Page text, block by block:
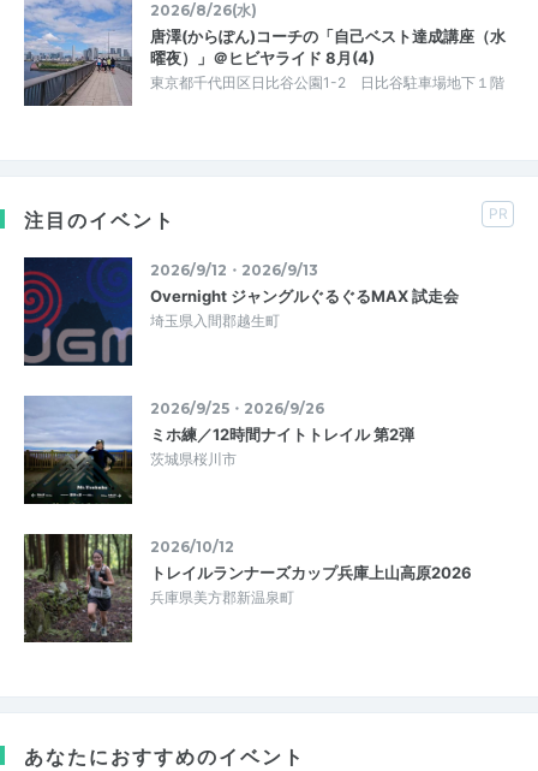
2026/8/26(水)
唐澤(からぽん)コーチの「自己ベスト達成講座（水
曜夜）」＠ヒビヤライド 8月(4)
東京都千代田区日比谷公園1-2 日比谷駐車場地下１階
注目のイベント PR
2026/9/12・2026/9/13
Overnight ジャングルぐるぐるMAX 試走会
埼玉県入間郡越生町
2026/9/25・2026/9/26
ミホ練／12時間ナイトトレイル 第2弾
茨城県桜川市
2026/10/12
トレイルランナーズカップ兵庫上山高原2026
兵庫県美方郡新温泉町
あなたにおすすめのイベント